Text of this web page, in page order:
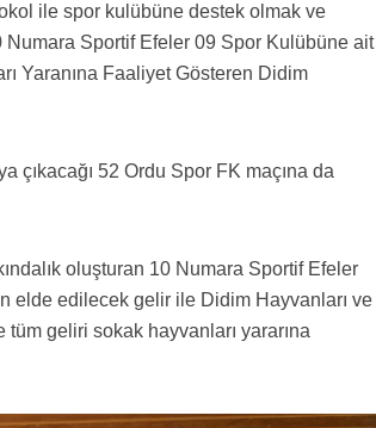
ile spor kulübüne destek olmak ve
Numara Sportif Efeler 09 Spor Kulübüne ait
Yaranına Faaliyet Gösteren Didim
çıkacağı 52 Ordu Spor FK maçına da
oluşturan 10 Numara Sportif Efeler
elde edilecek gelir ile Didim Hayvanları ve
tüm geliri sokak hayvanları yararına